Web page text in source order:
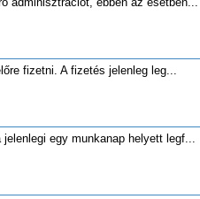
fizetni. A fizetés jelenleg leg...
jelenlegi egy munkanap helyett legf...